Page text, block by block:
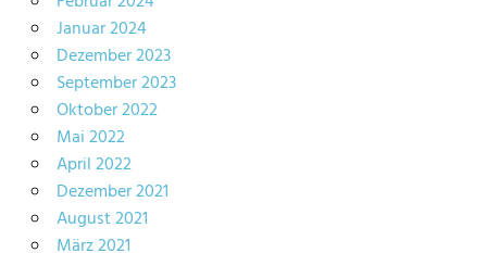
Januar 2024
Dezember 2023
September 2023
Oktober 2022
Mai 2022
April 2022
Dezember 2021
August 2021
März 2021